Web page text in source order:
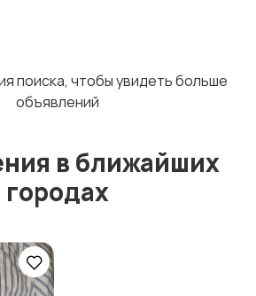
Штаны и шорты 1
поиска, чтобы увидеть больше
объявлений
в ближайших
городах